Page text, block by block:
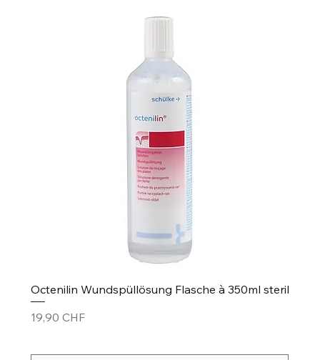
Octenilin Wundspüllösung Flasche à 350ml steril
Preis
19,90 CHF